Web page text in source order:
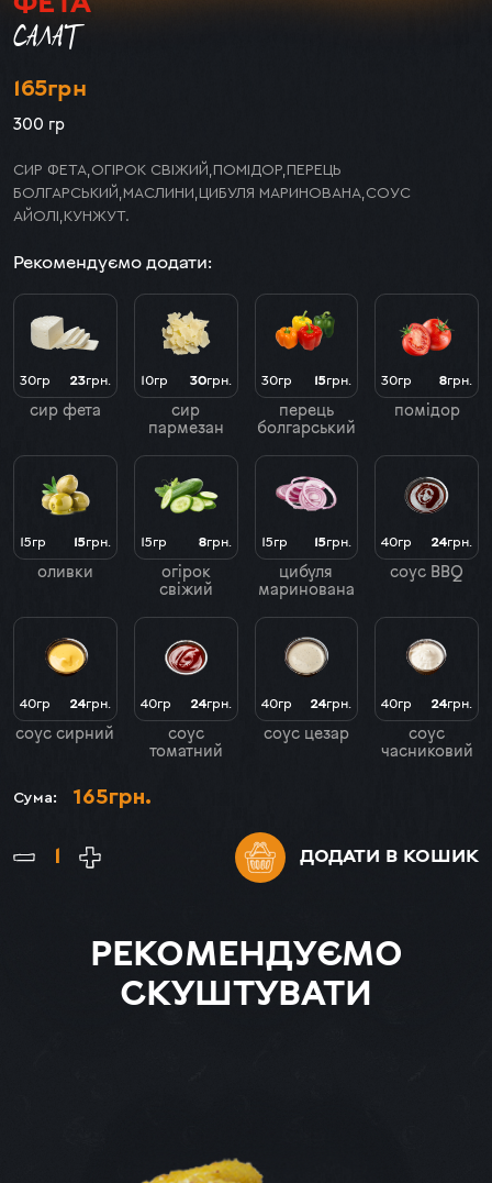
САЛАТ
165грн
300 гр
СИР ФЕТА,ОГІРОК СВІЖИЙ,ПОМІДОР,ПЕРЕЦЬ
БОЛГАРСЬКИЙ,МАСЛИНИ,ЦИБУЛЯ МАРИНОВАНА,СОУС
АЙОЛІ,КУНЖУТ.
Рекомендуємо додати:
30гр 23грн.
сир фета
10гр 30грн.
сир
пармезан
30гр 15грн.
перець
болгарський
30гр 8грн.
помідор
15гр 15грн.
оливки
15гр 8грн.
огірок
свіжий
15гр 15грн.
цибуля
маринована
40гр 24грн.
соус BBQ
40гр 24грн.
соус сирний
40гр 24грн.
соус
томатний
40гр 24грн.
соус цезар
40гр 24грн.
соус
часниковий
Сума: 165грн.
ДОДАТИ В КОШИК
РЕКОМЕНДУЄМО
СКУШТУВАТИ